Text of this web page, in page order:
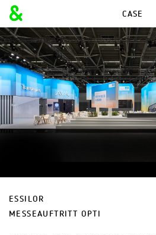
CASE
ESSILOR
MESSEAUFTRITT OPTI
CASE